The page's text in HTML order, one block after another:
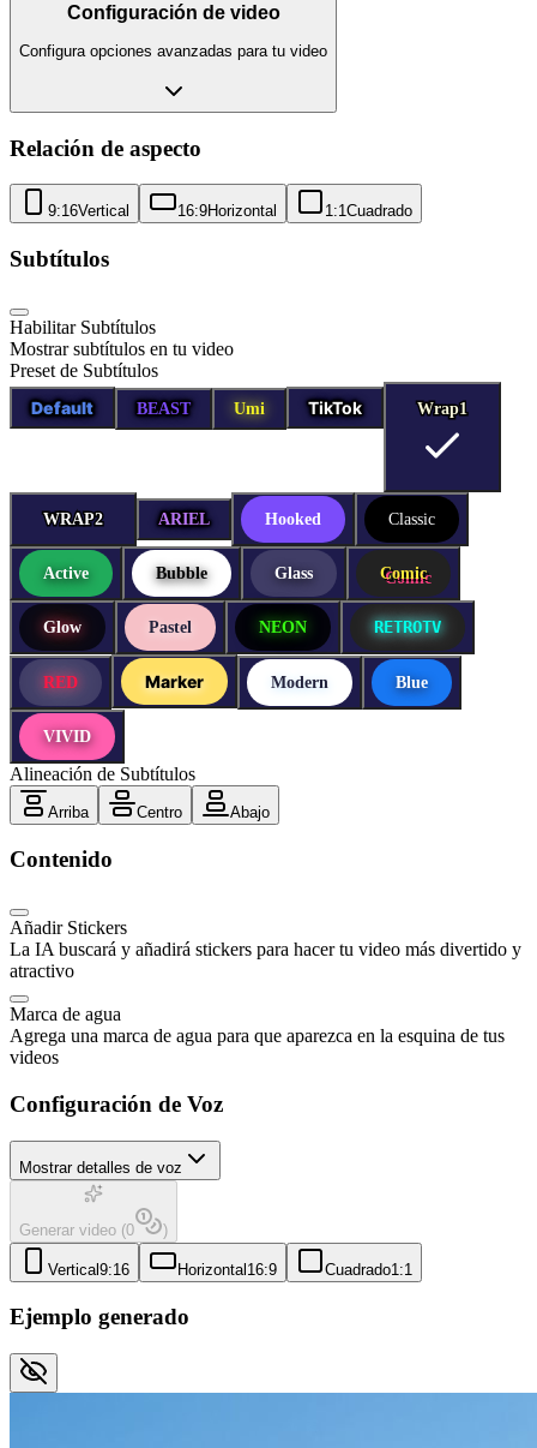
Configuración de video
Configura opciones avanzadas para tu video
Relación de aspecto
9:16Vertical 16:9Horizontal 1:1Cuadrado
Subtítulos
Habilitar Subtítulos
Mostrar subtítulos en tu video
Preset de Subtítulos
Default
BEAST Umi TikTok Wrap1
Wrap1
WRAP2
WRAP2 ARIEL Hooked Classic
Active Bubble Glass Comic
Glow Pastel NEON RETROTV
RED Marker Modern Blue
VIVID
Alineación de Subtítulos
Arriba Centro Abajo
Contenido
Añadir Stickers
La IA buscará y añadirá stickers para hacer tu video más divertido y
atractivo
Marca de agua
Agrega una marca de agua para que aparezca en la esquina de tus
videos
Configuración de Voz
Mostrar detalles de voz
Generar video (0 )
Vertical9:16 Horizontal16:9 Cuadrado1:1
Ejemplo generado